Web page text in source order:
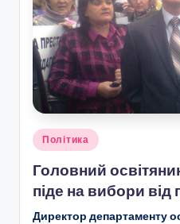
Опубліковано
Політика
Головний
піде на вибори від
Директор департаменту